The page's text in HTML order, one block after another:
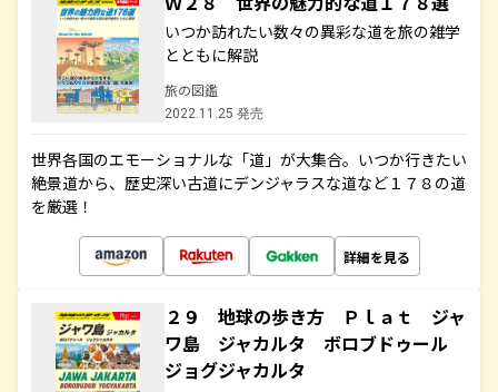
いつか訪れたい数々の異彩な道を旅の雑学
とともに解説
旅の図鑑
2022.11.25 発売
世界各国のエモーショナルな「道」が大集合。いつか行きたい
絶景道から、歴史深い古道にデンジャラスな道など１７８の道
を厳選！
詳細を見る
２９ 地球の歩き方 Ｐｌａｔ ジャ
ワ島 ジャカルタ ボロブドゥール
ジョグジャカルタ